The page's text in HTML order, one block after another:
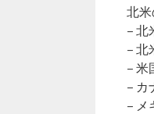
北米
– 北
– 北
– 米
– カ
– メ